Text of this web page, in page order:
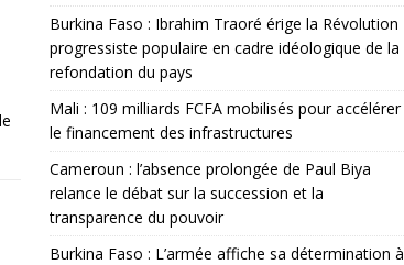
Burkina Faso : Ibrahim Traoré érige la Révolution
progressiste populaire en cadre idéologique de la
refondation du pays
Mali : 109 milliards FCFA mobilisés pour accélérer
le financement des infrastructures
Cameroun : l’absence prolongée de Paul Biya
relance le débat sur la succession et la
transparence du pouvoir
Burkina Faso : L’armée affiche sa détermination à